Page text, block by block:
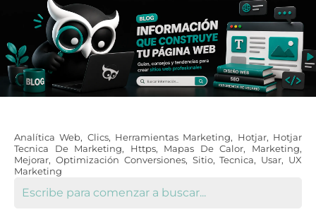
Analítica Web, Clics, Herramientas Marketing, Hotjar, Hotjar
Tecnica De Marketing, Https, Mapas De Calor, Marketing,
Mejorar, Optimización Conversiones, Sitio,Tecnica, Usar, UX
Marketing